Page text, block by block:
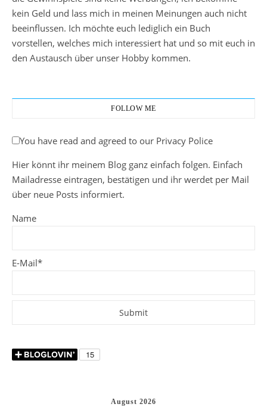
kein Geld und lass mich in meinen Meinungen auch nicht
beeinflussen. Ich möchte euch lediglich ein Buch
vorstellen, welches mich interessiert hat und so mit euch in
den Austausch über unser Hobby kommen.
FOLLOW ME
You have read and agreed to our Privacy Police
Hier könnt ihr meinem Blog ganz einfach folgen. Einfach
Mailadresse eintragen, bestätigen und ihr werdet per Mail
über neue Posts informiert.
Name
E-Mail*
August 2026